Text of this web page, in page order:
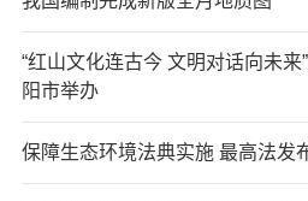
“红山文化连古今 文明对话向未
阳市举办
保障生态环境法典实施 最高法发